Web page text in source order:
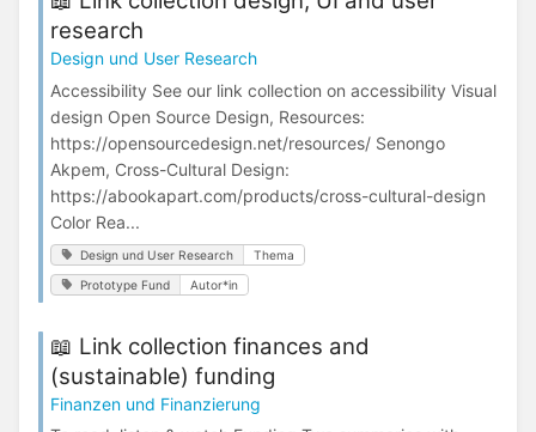
research
Design und User Research
Accessibility See our link collection on accessibility Visual
design Open Source Design, Resources:
https://opensourcedesign.net/resources/ Senongo
Akpem, Cross-Cultural Design:
https://abookapart.com/products/cross-cultural-design
Color Rea...
Design und User Research Thema
Prototype Fund Autor*in
📖 Link collection finances and
(sustainable) funding
Finanzen und Finanzierung